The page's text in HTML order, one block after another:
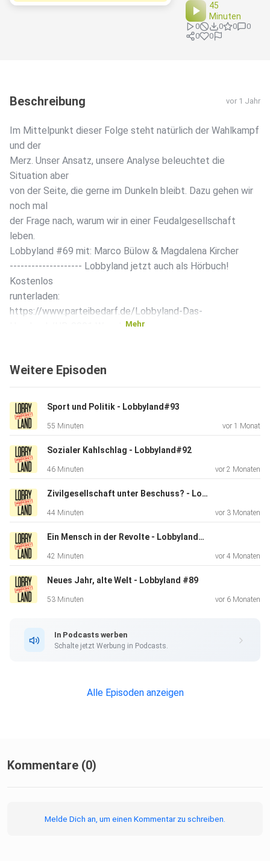
45
Minuten
0 0 0
0
0
0
Beschreibung vor 1 Jahr
Im Mittelpunkt dieser Folge steht natürlich der Wahlkampf
und der
Merz. Unser Ansatz, unsere Analyse beleuchtet die
Situation aber
von der Seite, die gerne im Dunkeln bleibt. Dazu gehen wir
noch mal
der Frage nach, warum wir in einer Feudalgesellschaft
leben.
Lobbyland #69 mit: Marco Bülow & Magdalena Kircher
-------------------- Lobbyland jetzt auch als Hörbuch!
Kostenlos
runterladen:
https://www.parteibedarf.de/Lobbyland-Das-
auf den Plattformen bewerten (z.B. 5 Sterne bei Apple
Damit erhöht sich die Reichweite und wir können mehr
Menschen
erreichen. -------------------- Lobbyland - Demokratie statt
Ausverkauf! Initiative. Buch. Podcast. Lobbyland - Der
Podcast.
jetzt!
Lobbyland: https://lobbyland.de
https://www.instagram.com/lobbyland_de
https://facebook.com/marco.buelow Unser Podcast-
Host https://twitter.com/marcobuelow
https://www.instagram.com/marcobuelow
Mehr
Weitere Episoden
Sport und Politik - Lobbyland#93
55 Minuten vor 1 Monat
Sozialer Kahlschlag - Lobbyland#92
46 Minuten vor 2 Monaten
Zivilgesellschaft unter Beschuss? - Lobbyland#91
44 Minuten vor 3 Monaten
Ein Mensch in der Revolte - Lobbyland#90
42 Minuten vor 4 Monaten
Neues Jahr, alte Welt - Lobbyland #89
53 Minuten vor 6 Monaten
In Podcasts werben
Schalte jetzt Werbung in Podcasts.
Alle Episoden anzeigen
Kommentare (0)
Melde Dich an, um einen Kommentar zu schreiben.